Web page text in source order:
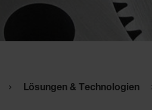
Lösungen & Technologien